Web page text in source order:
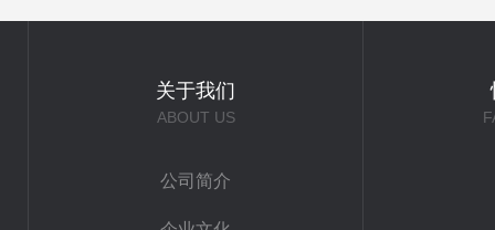
关于我们
ABOUT US
公司简介